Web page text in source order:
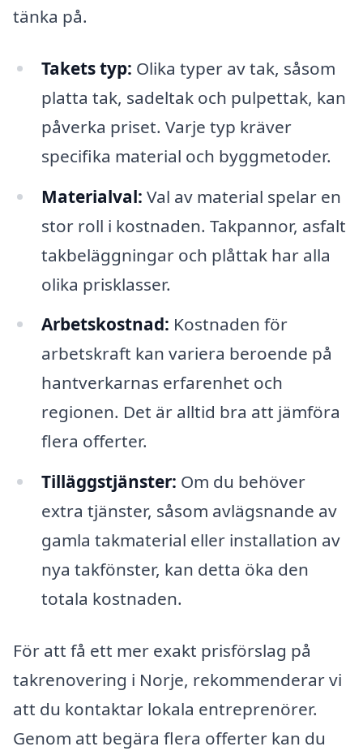
tänka på.
Takets typ: Olika typer av tak, såsom
platta tak, sadeltak och pulpettak, kan
påverka priset. Varje typ kräver
specifika material och byggmetoder.
Materialval: Val av material spelar en
stor roll i kostnaden. Takpannor, asfalt
takbeläggningar och plåttak har alla
olika prisklasser.
Arbetskostnad: Kostnaden för
arbetskraft kan variera beroende på
hantverkarnas erfarenhet och
regionen. Det är alltid bra att jämföra
flera offerter.
Tilläggstjänster: Om du behöver
extra tjänster, såsom avlägsnande av
gamla takmaterial eller installation av
nya takfönster, kan detta öka den
totala kostnaden.
För att få ett mer exakt prisförslag på
takrenovering i Norje, rekommenderar vi
att du kontaktar lokala entreprenörer.
Genom att begära flera offerter kan du